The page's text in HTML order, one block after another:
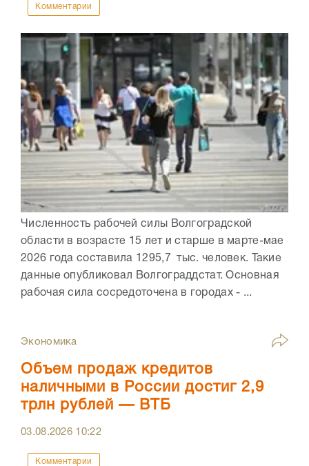
Комментарии
Численность рабочей силы Волгоградской
области в возрасте 15 лет и старше в марте-мае
2026 года составила 1295,7 тыс. человек. Такие
данные опубликовал Волгограддстат. Основная
рабочая сила сосредоточена в городах - ...
Экономика
Объем продаж кредитов
наличными в России достиг 2,9
трлн рублей — ВТБ
03.08.2026 10:22
Комментарии